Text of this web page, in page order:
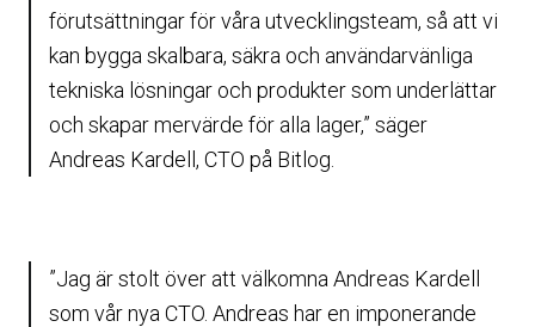
förutsättningar för våra utvecklingsteam, så att vi
kan bygga skalbara, säkra och användarvänliga
tekniska lösningar och produkter som underlättar
och skapar mervärde för alla lager,” säger
Andreas Kardell, CTO på Bitlog.
”Jag är stolt över att välkomna Andreas Kardell
som vår nya CTO. Andreas har en imponerande